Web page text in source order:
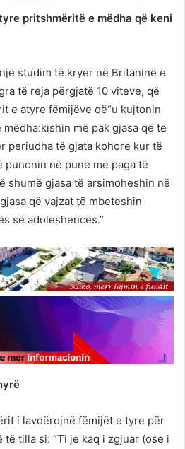
pritshmëritë e mëdha që keni
studim të kryer në Britaninë e
të reja përgjatë 10 viteve, që
e atyre fëmijëve që“u kujtonin
më pak gjasa që të
periudha të gjata kohore kur të
punonin në punë me paga të
shumë gjasa të arsimoheshin në
që vajzat të mbeteshin
së adoleshencës.”
i lavdërojnë fëmijët e tyre për
tilla si: “Ti je kaq i zgjuar (ose i